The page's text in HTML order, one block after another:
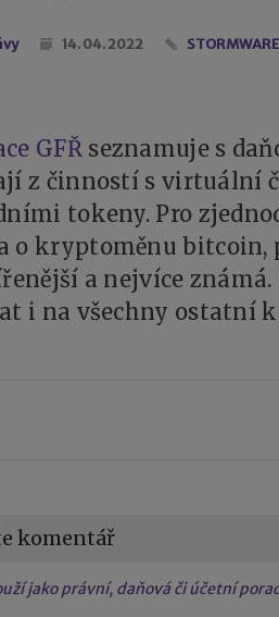
14. 04. 2022
GFŘ seznamuje s
z činností s virtuální
tokeny. Pro
o kryptoměnu bitcoin,
a nejvíce
i na všechny ostatní
komentář
jako právní, daňová či účetní